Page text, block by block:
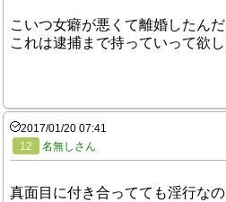
こいつ女癖が悪くて離婚したん
これは逮捕まで持っていって欲
2017/01/20 07:41
12
名無しさん
真面目に付き合ってても淫行なの